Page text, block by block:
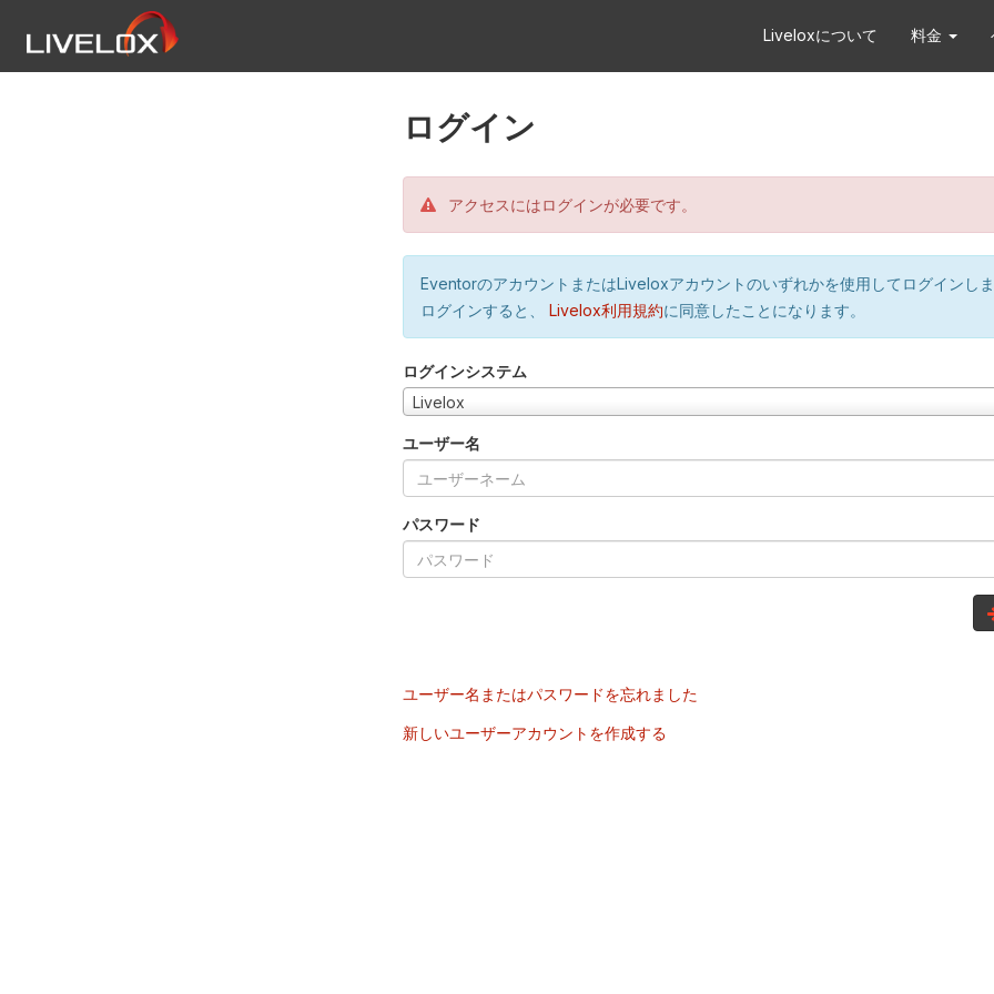
Liveloxについて 料金
ログイン
アクセスにはログインが必要です。
EventorのアカウントまたはLiveloxアカウントのいずれかを使用してログインし
ログインすると、
Livelox利用規約に同意したことになります。
ログインシステム
Livelox
ユーザー名
パスワード
ユーザー名またはパスワードを忘れました
新しいユーザーアカウントを作成する